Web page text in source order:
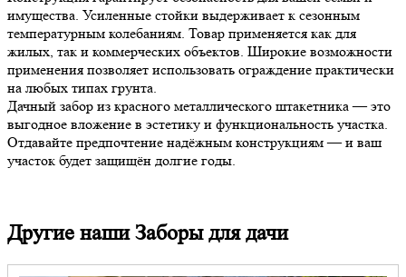
имущества. Усиленные стойки выдерживает к сезонным
температурным колебаниям. Товар применяется как для
жилых, так и коммерческих объектов. Широкие возможности
применения позволяет использовать ограждение практически
на любых типах грунта.
Дачный забор из красного металлического штакетника — это
выгодное вложение в эстетику и функциональность участка.
Отдавайте предпочтение надёжным конструкциям — и ваш
участок будет защищён долгие годы.
Другие наши Заборы для дачи